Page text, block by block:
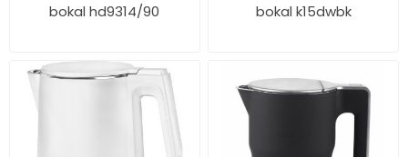
bokal hd9314/90 bokal k15dwbk